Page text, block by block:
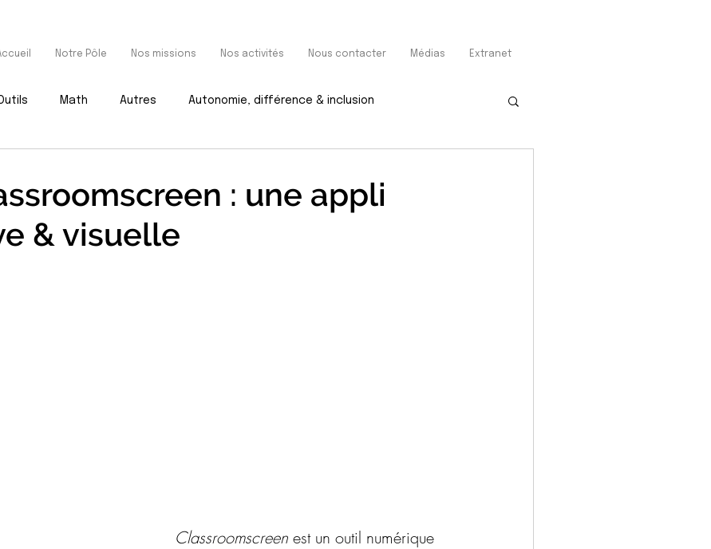
Notre Pôle Nos missions Nos activités Nous contacter Médias Extranet
Math Autres Autonomie, différence & inclusion
: une appli
& visuelle
Classroomscreen est un outil numérique